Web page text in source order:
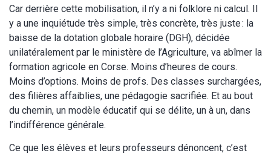
Car derrière cette mobilisation, il n’y a ni folklore ni calcul. Il
y a une inquiétude très simple, très concrète, très juste : la
baisse de la dotation globale horaire (DGH), décidée
unilatéralement par le ministère de l’Agriculture, va abîmer la
formation agricole en Corse. Moins d’heures de cours.
Moins d’options. Moins de profs. Des classes surchargées,
des filières affaiblies, une pédagogie sacrifiée. Et au bout
du chemin, un modèle éducatif qui se délite, un à un, dans
l’indifférence générale.
Ce que les élèves et leurs professeurs dénoncent, c’est